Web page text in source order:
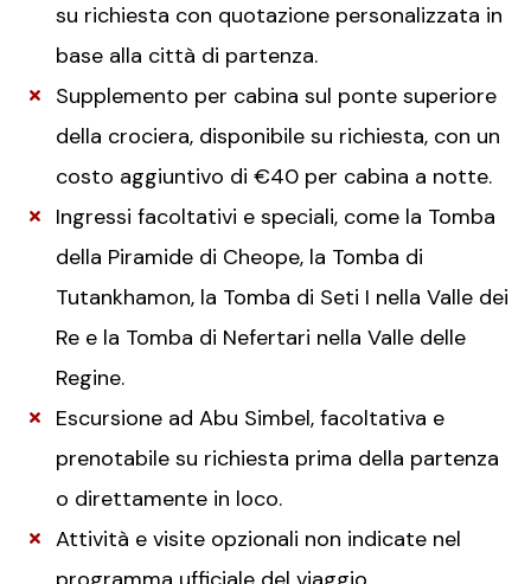
su richiesta con quotazione personalizzata in
base alla città di partenza.
Supplemento per cabina sul ponte superiore
della crociera, disponibile su richiesta, con un
costo aggiuntivo di €40 per cabina a notte.
Ingressi facoltativi e speciali, come la Tomba
della Piramide di Cheope, la Tomba di
Tutankhamon, la Tomba di Seti I nella Valle dei
Re e la Tomba di Nefertari nella Valle delle
Regine.
Escursione ad Abu Simbel, facoltativa e
prenotabile su richiesta prima della partenza
o direttamente in loco.
Attività e visite opzionali non indicate nel